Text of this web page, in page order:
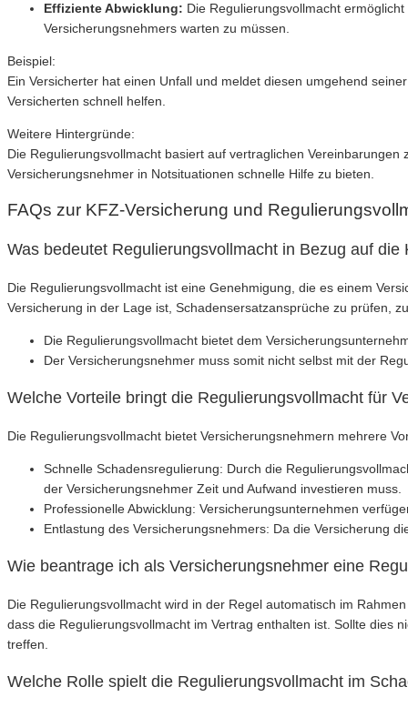
Effiziente Abwicklung: Die Regulierungsvollmacht
Versicherungsnehmers warten zu müssen.
Beispiel:
Ein Versicherter hat einen Unfall und meldet diesen umgehend
Versicherten schnell helfen.
Weitere Hintergründe:
Die Regulierungsvollmacht basiert auf vertraglichen
Versicherungsnehmer in Notsituationen schnelle Hilfe zu bieten.
FAQs zur KFZ-Versicherung und
Was bedeutet Regulierungsvollmacht in Bezug auf die
Die Regulierungsvollmacht ist eine Genehmigung, die es einem
Versicherung in der Lage ist, Schadensersatzansprüche zu prüfen,
Die Regulierungsvollmacht bietet dem
Der Versicherungsnehmer muss somit nicht selbst mit der
Welche Vorteile bringt die Regulierungsvollmacht für
Die Regulierungsvollmacht bietet Versicherungsnehmern mehrere
Schnelle Schadensregulierung: Durch die
der Versicherungsnehmer Zeit und Aufwand investieren muss.
Professionelle Abwicklung: Versicherungsunternehmen
Entlastung des Versicherungsnehmers: Da die Versicherung
Wie beantrage ich als Versicherungsnehmer eine
Die Regulierungsvollmacht wird in der Regel automatisch im
dass die Regulierungsvollmacht im Vertrag enthalten ist. Sollte dies
treffen.
Welche Rolle spielt die Regulierungsvollmacht im